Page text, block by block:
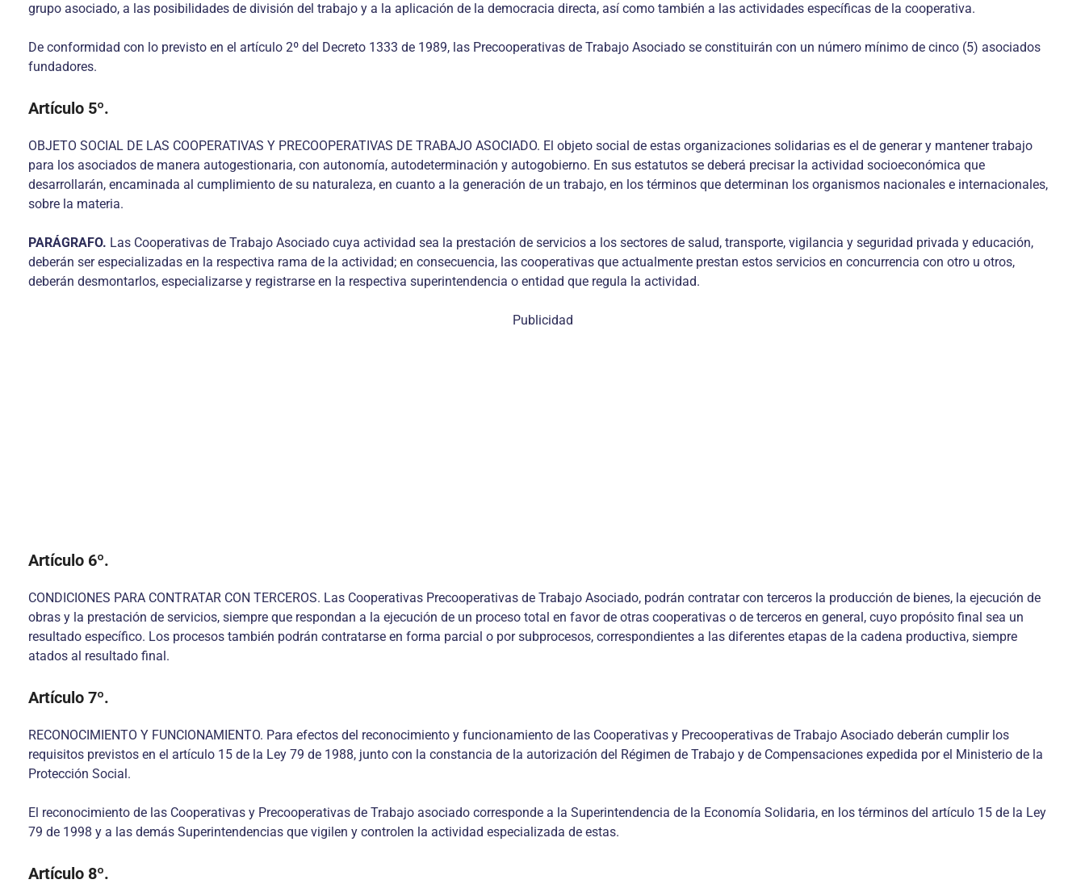
grupo asociado, a las posibilidades de división del trabajo y a la aplicación de la democracia directa, así como también a las actividades específicas de la cooperativa.
De conformidad con lo previsto en el artículo 2º del Decreto 1333 de 1989, las Precooperativas de Trabajo Asociado se constituirán con un número mínimo de cinco (5) asociados
fundadores.
Artículo 5º.
OBJETO SOCIAL DE LAS COOPERATIVAS Y PRECOOPERATIVAS DE TRABAJO ASOCIADO. El objeto social de estas organizaciones solidarias es el de generar y mantener trabajo
para los asociados de manera autogestionaria, con autonomía, autodeterminación y autogobierno. En sus estatutos se deberá precisar la actividad socioeconómica que
desarrollarán, encaminada al cumplimiento de su naturaleza, en cuanto a la generación de un trabajo, en los términos que determinan los organismos nacionales e internacionales,
sobre la materia.
PARÁGRAFO. Las Cooperativas de Trabajo Asociado cuya actividad sea la prestación de servicios a los sectores de salud, transporte, vigilancia y seguridad privada y educación,
deberán ser especializadas en la respectiva rama de la actividad; en consecuencia, las cooperativas que actualmente prestan estos servicios en concurrencia con otro u otros,
deberán desmontarlos, especializarse y registrarse en la respectiva superintendencia o entidad que regula la actividad.
Publicidad
Artículo 6º.
CONDICIONES PARA CONTRATAR CON TERCEROS. Las Cooperativas Precooperativas de Trabajo Asociado, podrán contratar con terceros la producción de bienes, la ejecución de
obras y la prestación de servicios, siempre que respondan a la ejecución de un proceso total en favor de otras cooperativas o de terceros en general, cuyo propósito final sea un
resultado específico. Los procesos también podrán contratarse en forma parcial o por subprocesos, correspondientes a las diferentes etapas de la cadena productiva, siempre
atados al resultado final.
Artículo 7º.
RECONOCIMIENTO Y FUNCIONAMIENTO. Para efectos del reconocimiento y funcionamiento de las Cooperativas y Precooperativas de Trabajo Asociado deberán cumplir los
requisitos previstos en el artículo 15 de la Ley 79 de 1988, junto con la constancia de la autorización del Régimen de Trabajo y de Compensaciones expedida por el Ministerio de la
Protección Social.
El reconocimiento de las Cooperativas y Precooperativas de Trabajo asociado corresponde a la Superintendencia de la Economía Solidaria, en los términos del artículo 15 de la Ley
79 de 1998 y a las demás Superintendencias que vigilen y controlen la actividad especializada de estas.
Artículo 8º.